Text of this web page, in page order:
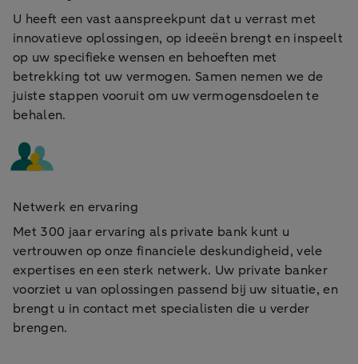
U heeft een vast aanspreekpunt dat u verrast met
innovatieve oplossingen, op ideeën brengt en inspeelt
op uw specifieke wensen en behoeften met
betrekking tot uw vermogen. Samen nemen we de
juiste stappen vooruit om uw vermogensdoelen te
behalen.
Netwerk en ervaring
Met 300 jaar ervaring als private bank kunt u
vertrouwen op onze financiele deskundigheid, vele
expertises en een sterk netwerk. Uw private banker
voorziet u van oplossingen passend bij uw situatie, en
brengt u in contact met specialisten die u verder
brengen.